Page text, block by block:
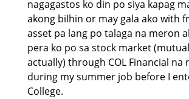
nagagastos ko din po siya kapag
akong bilhin or may gala ako with
asset pa lang po talaga na meron
pera ko po sa stock market
actually) through COL Financial na
during my summer job before I
College.